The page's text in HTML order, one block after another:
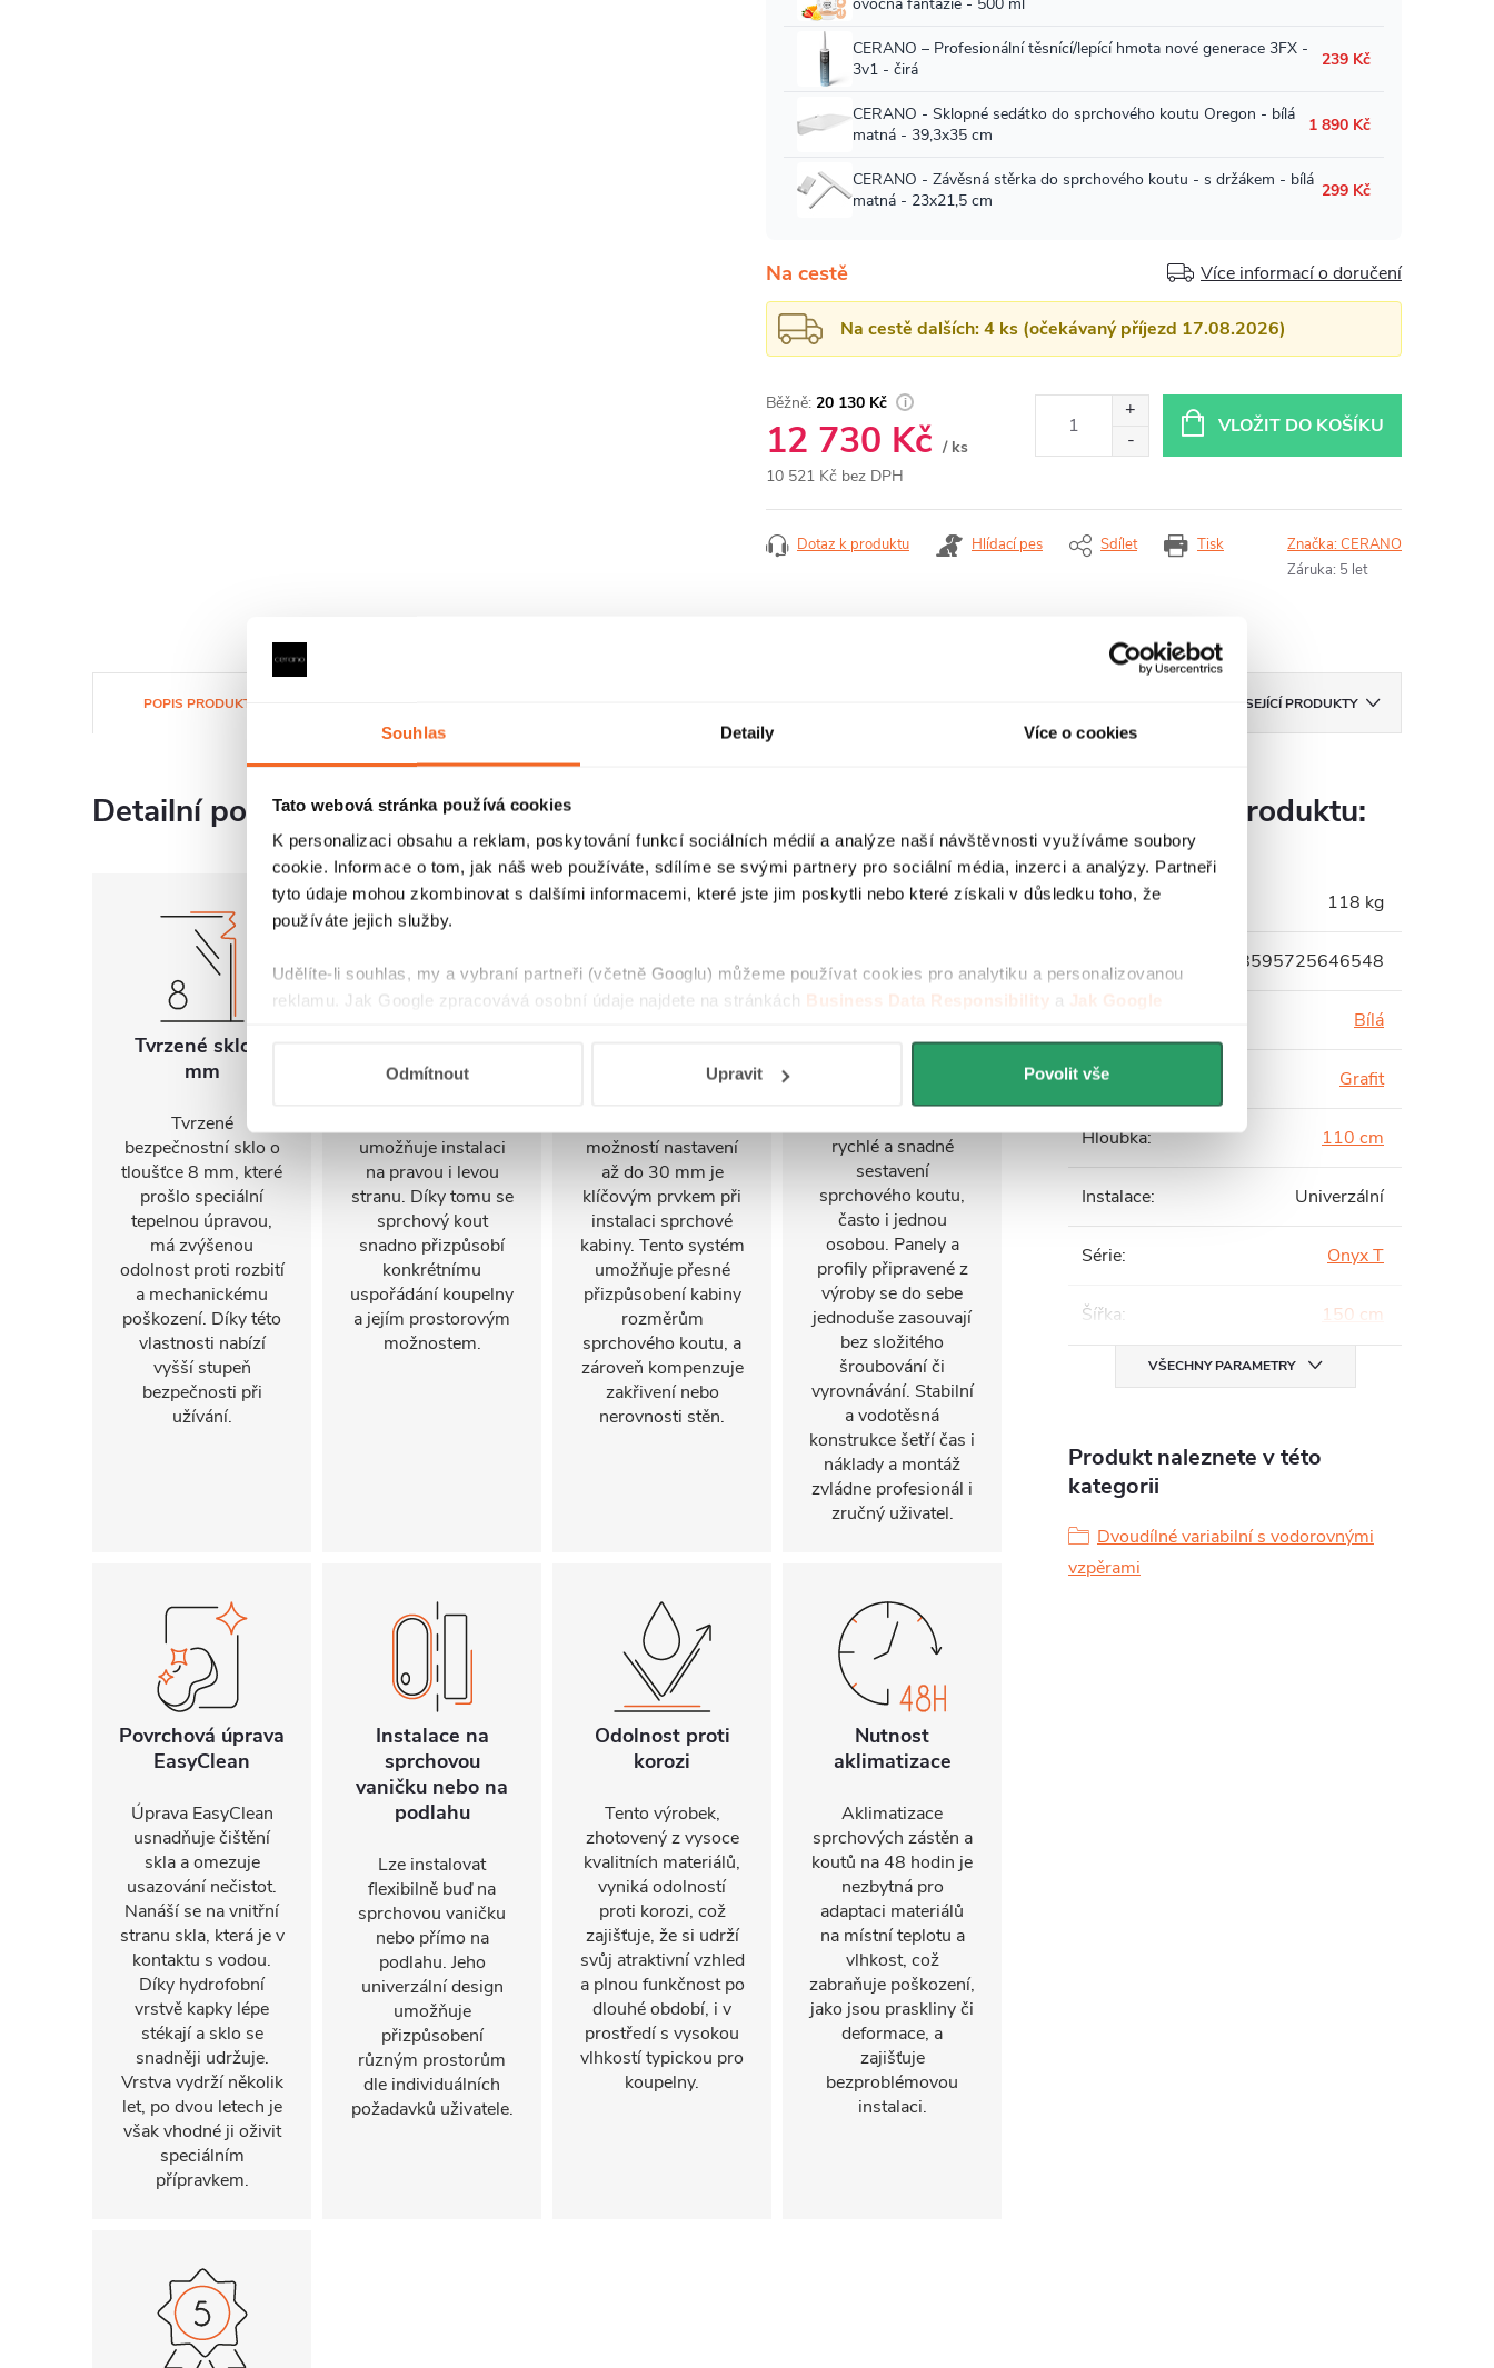
Souhlas Detaily Více o cookies
Tato webová stránka používá cookies
K personalizaci obsahu a reklam, poskytování funkcí sociálních médií a analýze naší návštěvnosti využíváme soubory
cookie. Informace o tom, jak náš web používáte, sdílíme se svými partnery pro sociální média, inzerci a analýzy. Partneři
tyto údaje mohou zkombinovat s dalšími informacemi, které jste jim poskytli nebo které získali v důsledku toho, že
používáte jejich služby.
Udělíte-li souhlas, my a vybraní partneři (včetně Googlu) můžeme používat cookies pro analytiku a personalizovanou
reklamu. Jak Google zpracovává osobní údaje najdete na stránkách Business Data Responsibility a Jak Google
Odmítnout Upravit Povolit vše
Na cestě Více informací o doručení
Na cestě dalších: 4 ks (očekávaný příjezd 17.08.2026)
20 130 Kč
12 730 Kč / ks
10 521 Kč bez DPH
VLOŽIT DO KOŠÍKU
Tisk
Dotaz k produktu Hlídací pes Sdílet Značka:CERANO
Záruka: 5 let
POPIS PRODUKTU SOUVISEJÍCÍ PRODUKTY
Detailní popis produktu
Tvrzené sklo 8
mm
Tvrzené
bezpečnostní sklo o
tloušťce 8 mm, které
prošlo speciální
tepelnou úpravou,
má zvýšenou
odolnost proti rozbití
a mechanickému
poškození. Díky této
vlastnosti nabízí
vyšší stupeň
bezpečnosti při
užívání.
montáž
umožňuje instalaci
na pravou i levou
stranu. Díky tomu se
sprchový kout
snadno přizpůsobí
konkrétnímu
uspořádání koupelny
a jejím prostorovým
možnostem.
stěnový profil
možností nastavení
až do 30 mm je
klíčovým prvkem při
instalaci sprchové
kabiny. Tento systém
umožňuje přesné
přizpůsobení kabiny
rozměrům
sprchového koutu, a
zároveň kompenzuje
zakřivení nebo
nerovnosti stěn.
FastInstall
FastInstall je
rychlé a snadné
sestavení
sprchového koutu,
často i jednou
osobou. Panely a
profily připravené z
výroby se do sebe
jednoduše zasouvají
bez složitého
šroubování či
vyrovnávání. Stabilní
a vodotěsná
konstrukce šetří čas i
náklady a montáž
zvládne profesionál i
zručný uživatel.
Povrchová úprava
EasyClean
Úprava EasyClean
usnadňuje čištění
skla a omezuje
usazování nečistot.
Nanáší se na vnitřní
stranu skla, která je v
kontaktu s vodou.
Díky hydrofobní
vrstvě kapky lépe
stékají a sklo se
snadněji udržuje.
Vrstva vydrží několik
let, po dvou letech je
však vhodné ji oživit
speciálním
přípravkem.
Instalace na
sprchovou
vaničku nebo na
podlahu
Lze instalovat
flexibilně buď na
sprchovou vaničku
nebo přímo na
podlahu. Jeho
univerzální design
umožňuje
přizpůsobení
různým prostorům
dle individuálních
požadavků uživatele.
Odolnost proti
korozi
Tento výrobek,
zhotovený z vysoce
kvalitních materiálů,
vyniká odolností
proti korozi, což
zajišťuje, že si udrží
svůj atraktivní vzhled
a plnou funkčnost po
dlouhé období, i v
prostředí s vysokou
vlhkostí typickou pro
koupelny.
Nutnost
aklimatizace
Aklimatizace
sprchových zástěn a
koutů na 48 hodin je
nezbytná pro
adaptaci materiálů
na místní teplotu a
vlhkost, což
zabraňuje poškození,
jako jsou praskliny či
deformace, a
zajišťuje
bezproblémovou
instalaci.
Parametry produktu:
Hmotnost 118 kg
EAN 8595725646548
Bílá
Barva skla Grafit
Hloubka: 110 cm
Instalace: Univerzální
Série: Onyx T
Šířka: 150 cm
VŠECHNY PARAMETRY
Produkt naleznete v této
kategorii
Dvoudílné variabilní s vodorovnými
vzpěrami